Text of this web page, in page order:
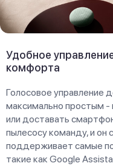
Удобное
комфорта
Голосовое управление
максимально простым
или доставать
пылесосу команду, и он
поддерживает самые
такие как Google